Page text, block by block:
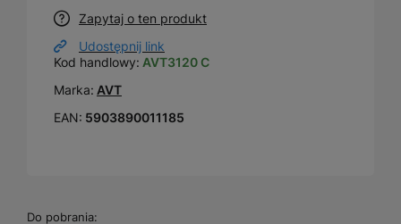
Zapytaj o ten produkt
Udostępnij link
Kod handlowy: AVT3120 C
Marka: AVT
EAN: 5903890011185
Do pobrania: